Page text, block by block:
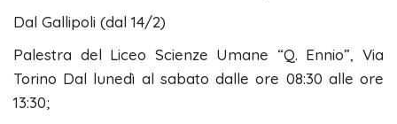
Dal Gallipoli (dal 14/2)
Palestra del Liceo Scienze Umane “Q. Ennio”, Via
Torino Dal lunedì al sabato dalle ore 08:30 alle ore
13:30;